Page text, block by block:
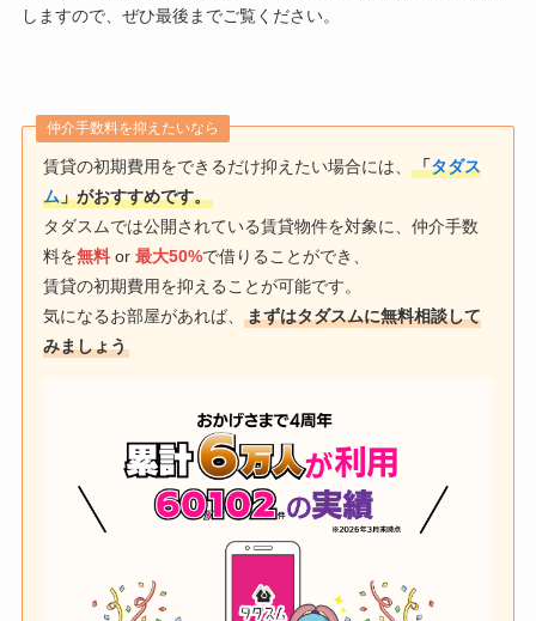
しますので、ぜひ最後までご覧ください。
仲介手数料を抑えたいなら
賃貸の初期費用をできるだけ抑えたい場合には、「タダス
ム」がおすすめです。
タダスムでは公開されている賃貸物件を対象に、仲介手数
料を無料 or最大50%で借りることができ、
賃貸の初期費用を抑えることが可能です。
気になるお部屋があれば、まずはタダスムに無料相談して
みましょう